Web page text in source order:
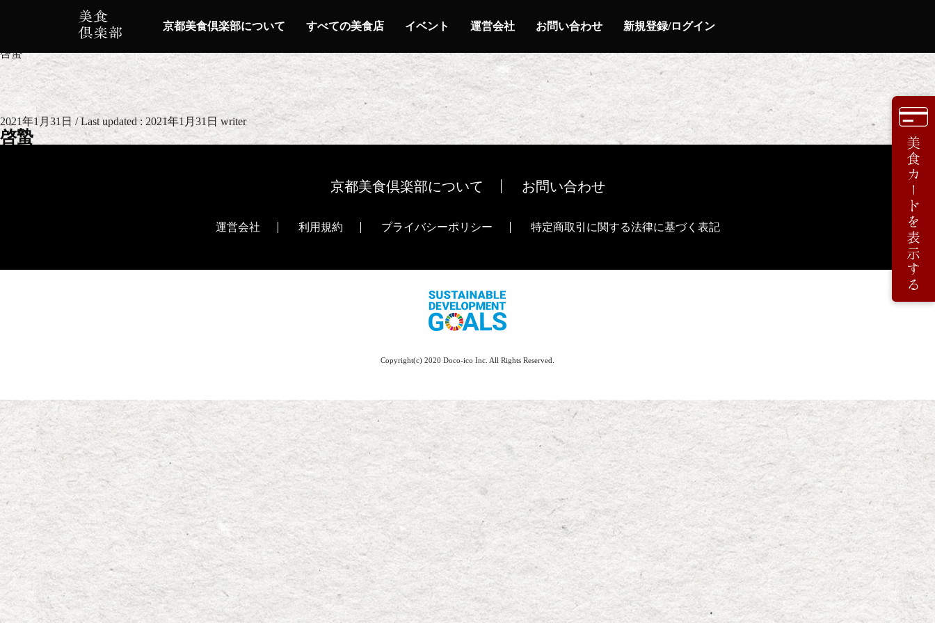
京都美食倶楽部について すべての美食店 イベント 運営会社 お問い合わせ 新規登録/ログイン
啓蟄
2021年1月31日 / Last updated : 2021年1月31日 writer
啓蟄
京都美食倶楽部について お問い合わせ
運営会社 利用規約 プライバシーポリシー 特定商取引に関する法律に基づく表記
Copyright(c) 2020 Doco-ico Inc. All Rights Reserved.